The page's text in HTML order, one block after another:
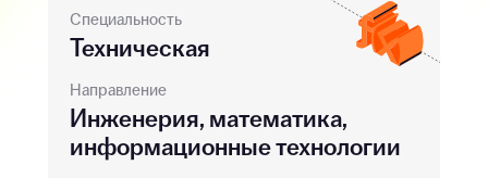
Специальность
Техническая
Направление
Инженерия, математика,
информационные технологии